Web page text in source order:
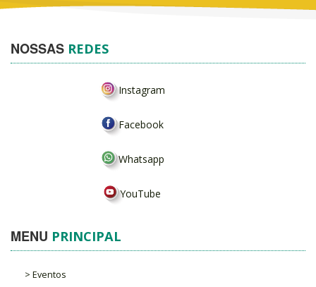
NOSSAS REDES
Instagram
Facebook
Whatsapp
YouTube
MENU PRINCIPAL
> Eventos